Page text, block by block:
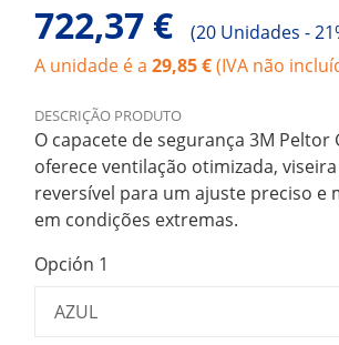
722,37 € (20 Unidades -
A unidade é a29,85 €(IVA não
DESCRIÇÃO PRODUTO
O capacete de segurança 3M Peltor
oferece ventilação otimizada,
reversível para um ajuste preciso e
em condições extremas.
Opción 1